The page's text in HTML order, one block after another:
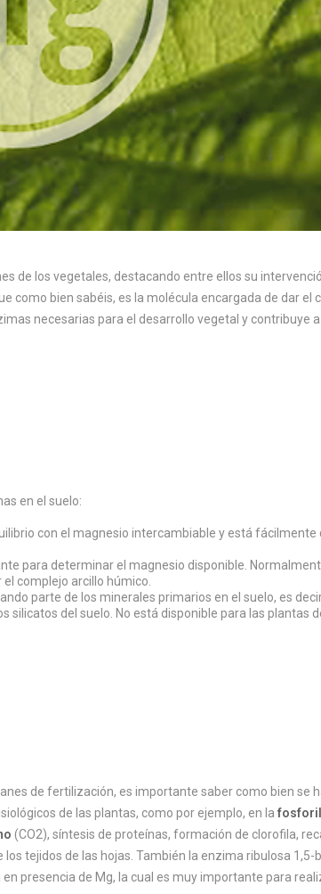
de los vegetales, destacando entre ellos su
como bien sabéis, es la molécula encargada de dar el
necesarias para el desarrollo vegetal y contribuye
en el suelo:
con el magnesio intercambiable y está fácilmente
para determinar el magnesio disponible.
complejo arcillo húmico.
parte de los minerales primarios en el suelo, es
del suelo. No está disponible para las plantas
de fertilización, es importante saber como bien se
de las plantas, como por ejemplo, en la
(CO2), síntesis de proteínas, formación de clorofila,
tejidos de las hojas. También la enzima ribulosa
en presencia de Mg, la cual es muy importante para